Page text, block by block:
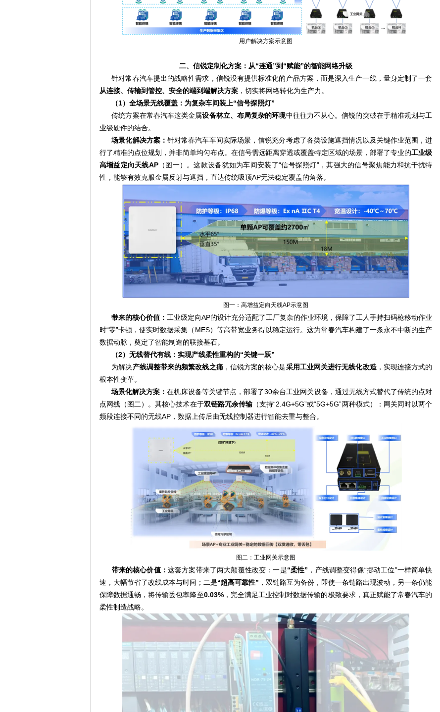
用户解决方案示意图
二、信锐定制化方案：从“连通”到“赋能”的智能网络升级
针对常春汽车提出的战略性需求，信锐没有提供标准化的产品方案，而是深入生产一线，量身定制了一套
从连接、传输到管控、安全的端到端解决方案，切实将网络转化为生产力。
（1）全场景无线覆盖：为复杂车间装上“信号探照灯”
传统方案在常春汽车这类金属设备林立、布局复杂的环境中往往力不从心。信锐的突破在于精准规划与工
业级硬件的结合。
场景化解决方案： 针对常春汽车车间实际场景，信锐充分考虑了各类设施遮挡情况以及关键作业范围，进
行了精准的点位规划，并非简单均匀布点。在信号需远距离穿透或覆盖特定区域的场景，部署了专业的工业级
高增益定向天线AP（图一）。这款设备犹如为车间安装了“信号探照灯”，其强大的信号聚焦能力和抗干扰特
性，能够有效克服金属反射与遮挡，直达传统吸顶AP无法稳定覆盖的角落。
图一：高增益定向天线AP示意图
带来的核心价值： 工业级定向AP的设计充分适配了工厂复杂的作业环境，保障了工人手持扫码枪移动作业
时“零”卡顿，使实时数据采集（MES）等高带宽业务得以稳定运行。这为常春汽车构建了一条永不中断的生产
数据动脉，奠定了智能制造的联接基石。
（2）无线替代有线：实现产线柔性重构的“关键一跃”
为解决产线调整带来的频繁改线之痛，信锐方案的核心是采用工业网关进行无线化改造，实现连接方式的
根本性变革。
场景化解决方案：在机床设备等关键节点，部署了30余台工业网关设备，通过无线方式替代了传统的点对
点网线（图二）。其核心技术在于双链路冗余传输 （支持“2.4G+5G”或“5G+5G”两种模式）：网关同时以两个
频段连接不同的无线AP，数据上传后由无线控制器进行智能去重与整合。
图二：工业网关示意图
带来的核心价值： 这套方案带来了两大颠覆性改变：一是“柔性” ，产线调整变得像“挪动工位”一样简单快
速，大幅节省了改线成本与时间；二是“超高可靠性” ，双链路互为备份，即使一条链路出现波动，另一条仍能
保障数据通畅，将传输丢包率降至0.03%，完全满足工业控制对数据传输的极致要求，真正赋能了常春汽车的
柔性制造战略。